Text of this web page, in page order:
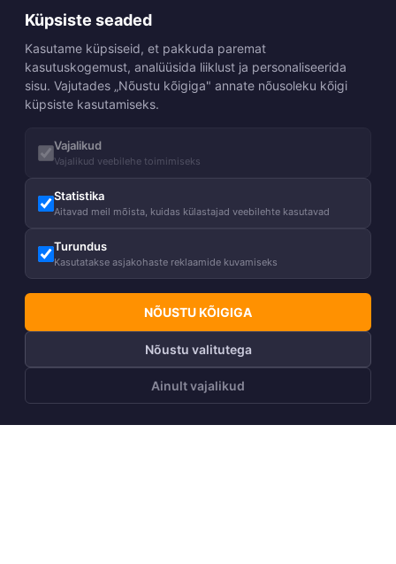
Küpsiste seaded
Kasutame küpsiseid, et pakkuda paremat
kasutuskogemust, analüüsida liiklust ja personaliseerida
sisu. Vajutades „Nõustu kõigiga" annate nõusoleku kõigi
küpsiste kasutamiseks.
Vajalikud
Vajalikud veebilehe toimimiseks
Statistika
Aitavad meil mõista, kuidas külastajad veebilehte kasutavad
Turundus
Kasutatakse asjakohaste reklaamide kuvamiseks
NÕUSTU KÕIGIGA
Nõustu valitutega
Ainult vajalikud